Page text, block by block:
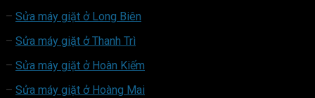
– Sửa máy giặt ở Long Biên
– Sửa máy giặt ở Thanh Trì
– Sửa máy giặt ở Hoàn Kiếm
– Sửa máy giặt ở Hoàng Mai